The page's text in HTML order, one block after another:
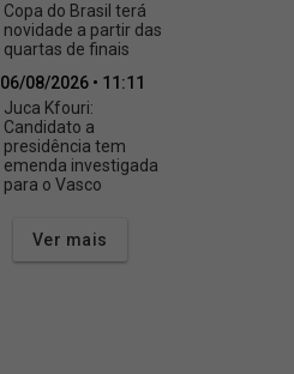
Copa do Brasil terá
novidade a partir das
quartas de finais
06/08/2026 • 11:11
Juca Kfouri:
Candidato a
presidência tem
emenda investigada
para o Vasco
Ver mais